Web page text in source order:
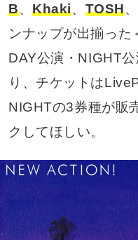
B、Khaki、 TOSH、
ンナップが出揃っ
DAY公演・NIGHT
り、チケットは
NIGHTの3券種が販
クしてほしい。